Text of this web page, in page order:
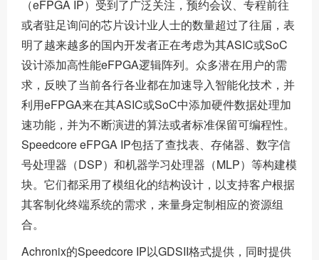
（eFPGA IP）受到了广泛关注，预约会议、专程前往
或者驻足询问的芯片设计业人士的数量超过了往届，表
明了越来越多的国内开发者正在考虑为其ASIC或SoC
设计添加高性能eFPGA逻辑阵列。众多潜在用户的需
求，反映了当前各行各业都在加速导入智能化技术，并
利用eFPGA来在其ASIC或SoC中添加硬件数据处理加
速功能，并为不断演进的算法或者标准保留可编程性。
Speedcore eFPGA IP包括了查找表、存储器、数字信
号处理器（DSP）和机器学习处理器（MLP）等构建模
块。它们都采用了模组化的结构设计，以支持客户根据
其客制化终端系统的需求，来量身定制相应的资源组
合。
Achronix的Speedcore IP以GDSII格式提供，同时提供